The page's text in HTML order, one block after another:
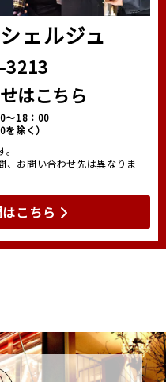
ェルジュ
3213
はこちら
～18：00
除く）
お問い合わせ先は異なりま
こちら